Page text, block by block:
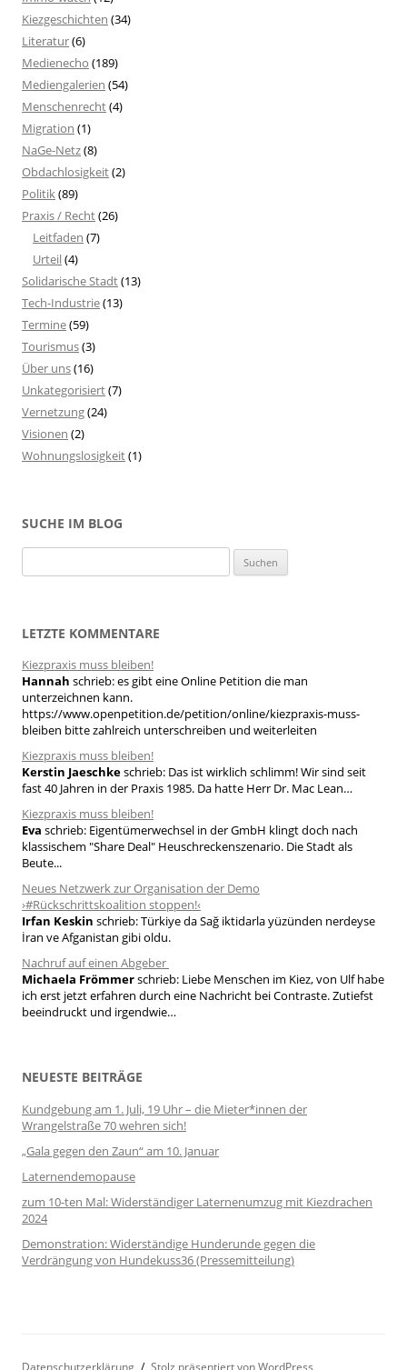
Kiezgeschichten (34)
Literatur(6)
Medienecho (189)
Mediengalerien (54)
Menschenrecht(4)
Migration (1)
NaGe-Netz(8)
Obdachlosigkeit(2)
Politik(89)
Praxis / Recht(26)
Leitfaden (7)
Urteil(4)
Solidarische Stadt(13)
Tech-Industrie(13)
Termine(59)
Tourismus(3)
Über uns(16)
Unkategorisiert(7)
Vernetzung(24)
Visionen (2)
Wohnungslosigkeit(1)
SUCHE IM BLOG
u
n
n
a
c
h
:
LETZTE KOMMENTARE
Kiezpraxis muss bleiben!
Hannah schrieb:es gibt eine Online Petition die man
unterzeichnen kann.
https://www.openpetition.de/petition/online/kiezpraxis-muss-
bleiben bitte zahlreich unterschreiben und weiterleiten
Kiezpraxis muss bleiben!
Kerstin Jaeschkeschrieb: Das ist wirklich schlimm! Wir sind seit
fast 40 Jahren in der Praxis 1985. Da hatte Herr Dr. Mac Lean…
Kiezpraxis muss bleiben!
Eva schrieb: Eigentümerwechsel in der GmbH klingt doch nach
klassischem "Share Deal" Heuschreckenszenario. Die Stadt als
Beute...
Neues Netzwerk zur Organisation der Demo
›#Rückschrittskoalition stoppen!‹
Irfan Keskin schrieb:Türkiye da Sağ iktidarla yüzünden nerdeyse
İran ve Afganistan gibi oldu.
Nachruf auf einen Abgeber
Michaela Frömmerschrieb: Liebe Menschen im Kiez, von Ulf habe
ich erst jetzt erfahren durch eine Nachricht bei Contraste. Zutiefst
beeindruckt und irgendwie…
NEUESTE BEITRÄGE
Kundgebung am 1. Juli, 19 Uhr – die Mieter*innen der
Wrangelstraße 70 wehren sich!
„Gala gegen den Zaun“ am 10. Januar
Laternendemopause
zum 10-ten Mal: Widerständiger Laternenumzug mit Kiezdrachen
2024
Demonstration: Widerständige Hunderunde gegen die
Verdrängung von Hundekuss36 (Pressemitteilung)
Datenschutzerklärung Stolz präsentiert von WordPress